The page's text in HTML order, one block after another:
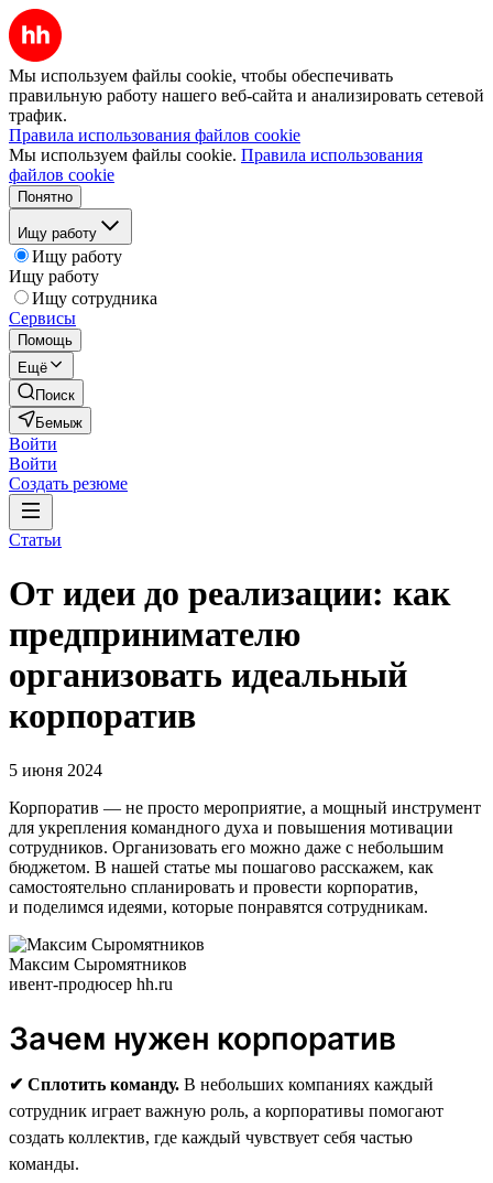
Мы используем файлы cookie, чтобы обеспечивать
правильную работу нашего веб-сайта и анализировать сетевой
трафик.
Правила использования файлов cookie
Мы используем файлы cookie. Правила использования
файлов cookie
Понятно
Ищу работу
Ищу работу
Ищу работу
Ищу сотрудника
Сервисы
Помощь
Ещё
Поиск
Бемыж
Войти
Войти
Создать резюме
Статьи
От идеи до реализации: как
предпринимателю
организовать идеальный
корпоратив
5 июня 2024
Корпоратив — не просто мероприятие, а мощный инструмент
для укрепления командного духа и повышения мотивации
сотрудников. Организовать его можно даже с небольшим
бюджетом. В нашей статье мы пошагово расскажем, как
самостоятельно спланировать и провести корпоратив,
и поделимся идеями, которые понравятся сотрудникам.
Максим Сыромятников
ивент-продюсер hh.ru
Зачем нужен корпоратив
✔ Сплотить команду. В небольших компаниях каждый
сотрудник играет важную роль, а корпоративы помогают
создать коллектив, где каждый чувствует себя частью
команды.